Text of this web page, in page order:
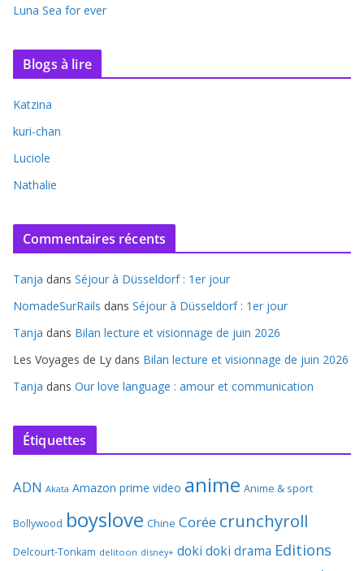
Luna Sea for ever
Blogs à lire
Katzina
kuri-chan
Luciole
Nathalie
Commentaires récents
Tanja dans Séjour à Düsseldorf : 1er jour
NomadeSurRails dans Séjour à Düsseldorf : 1er jour
Tanja dans Bilan lecture et visionnage de juin 2026
Les Voyages de Ly dans Bilan lecture et visionnage de juin 2026
Tanja dans Our love language : amour et communication
Étiquettes
ADN Akata Amazon prime video anime Anime & sport
Bollywood boyslove Chine Corée crunchyroll
Delcourt-Tonkam delitoon disney+ doki doki drama Editions